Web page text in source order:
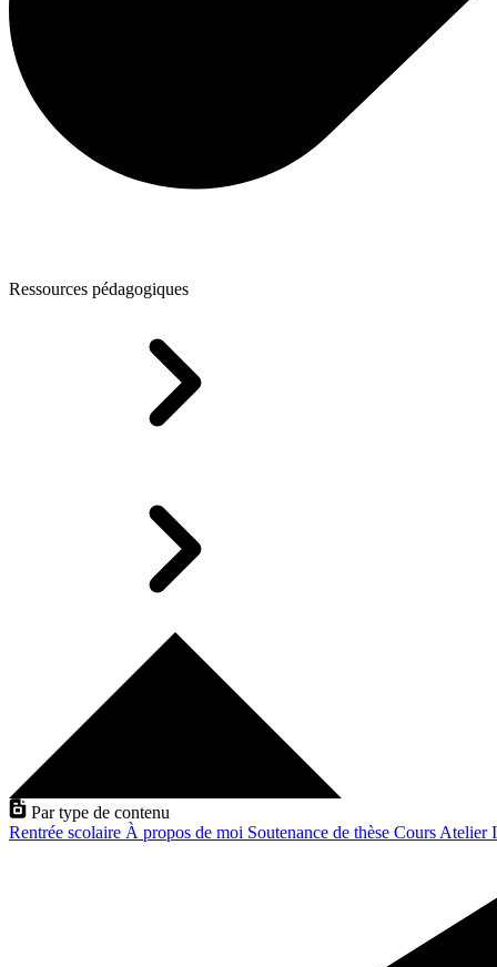
Ressources pédagogiques
Par type de contenu
Rentrée scolaire À propos de moi Soutenance de thèse Cours Atelier